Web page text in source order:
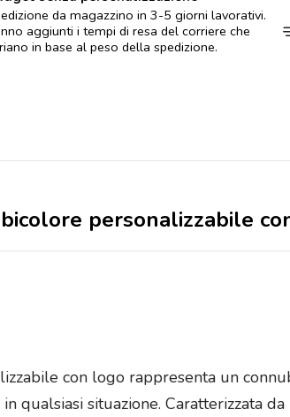
da magazzino in 3-5 giorni lavorativi.
aggiunti i tempi di resa del corriere che
in base al peso della spedizione.
personalizzabile
con logo rappresenta un
qualsiasi situazione. Caratterizzata